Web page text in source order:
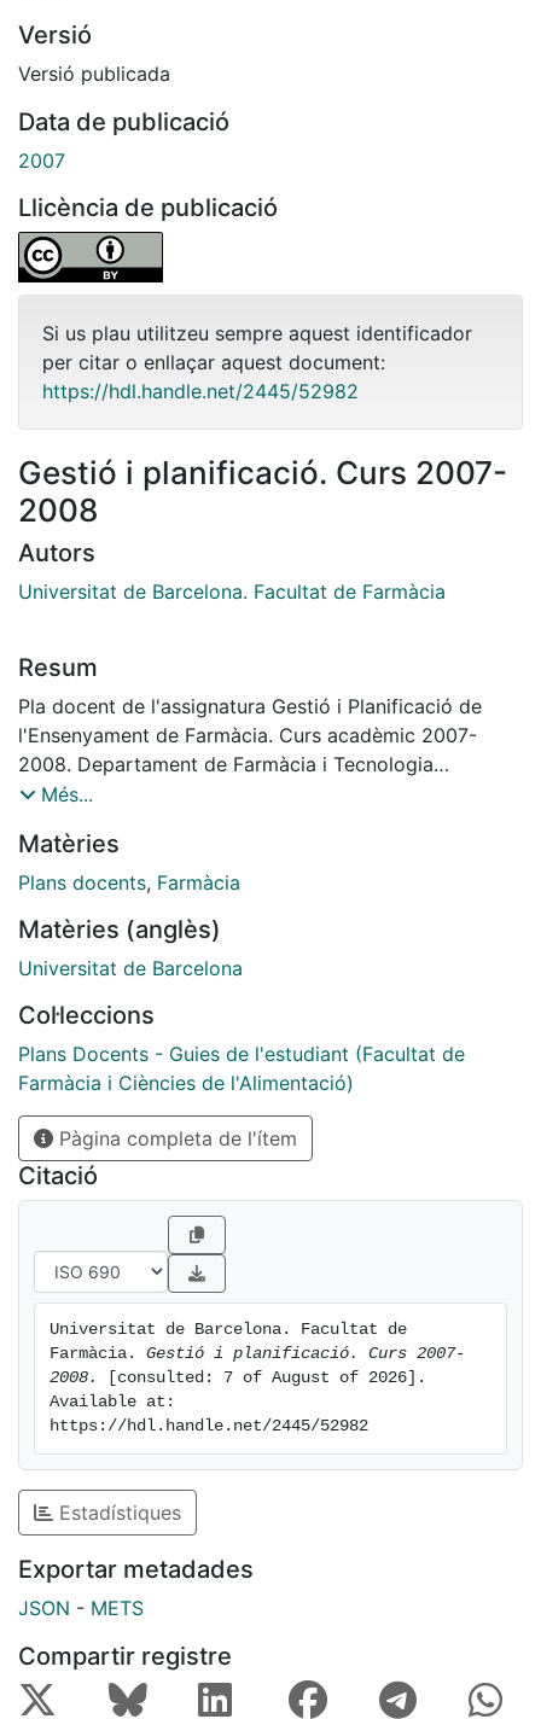
Versió
Versió publicada
Data de publicació
2007
Llicència de publicació
Si us plau utilitzeu sempre aquest identificador
per citar o enllaçar aquest document:
https://hdl.handle.net/2445/52982
Gestió i planificació. Curs 2007-
2008
Autors
Universitat de Barcelona. Facultat de Farmàcia
Resum
Pla docent de l'assignatura Gestió i Planificació de
l'Ensenyament de Farmàcia. Curs acadèmic 2007-
2008. Departament de Farmàcia i Tecnologia
Farmacèutica.
Més...
Matèries
Plans docents, Farmàcia
Matèries (anglès)
Universitat de Barcelona
Col·leccions
Plans Docents - Guies de l'estudiant (Facultat de
Farmàcia i Ciències de l'Alimentació)
Pàgina completa de l'ítem
Citació
Universitat de Barcelona. Facultat de
Farmàcia. Gestió i planificació. Curs 2007-
2008.
[consulted: 7 of August of 2026].
Available at:
https://hdl.handle.net/2445/52982
Estadístiques
Exportar metadades
JSON - METS
Compartir registre